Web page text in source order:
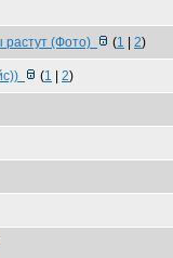
растут (Фото) (1 2)
(1 2)